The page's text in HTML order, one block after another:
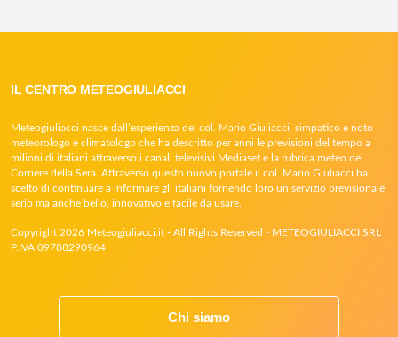
IL CENTRO METEOGIULIACCI
Meteogiuliacci nasce dall’esperienza del col. Mario Giuliacci, simpatico e noto
meteorologo e climatologo che ha descritto per anni le previsioni del tempo a
milioni di italiani attraverso i canali televisivi Mediaset e la rubrica meteo del
Corriere della Sera. Attraverso questo nuovo portale il col. Mario Giuliacci ha
scelto di continuare a informare gli italiani fornendo loro un servizio previsionale
serio ma anche bello, innovativo e facile da usare.
Copyright 2026 Meteogiuliacci.it - All Rights Reserved - METEOGIULIACCI SRL
P.IVA 09788290964
Chi siamo